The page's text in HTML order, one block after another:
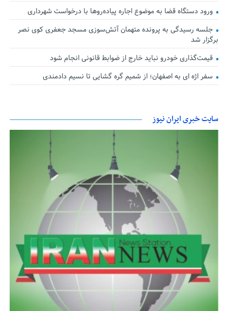
ورود دستگاه قضا به موضوع اجاره پیاده‌روها با درخواست شهرداری
جلسه رسیدگی به پرونده متهمان آتش‌سوزی مسجد جعفری کوی نصر
برگزار شد
قیمت‌گذاری خودرو نباید خارج از ضوابط قانونی انجام شود
سفر اژه ای به اصفهان؛ از شمیم گره گشایی تا نسیم دادمندی
سایت خبری ایران نیوز